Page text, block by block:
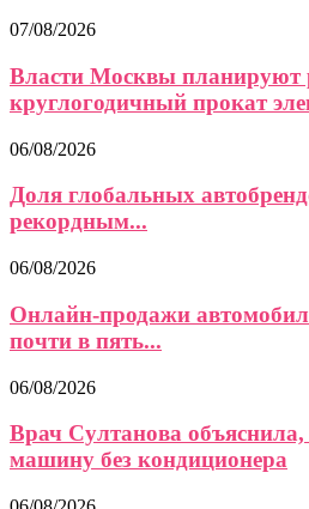
07/08/2026
Власти Москвы планируют
круглогодичный прокат
06/08/2026
Доля глобальных
рекордным...
06/08/2026
Онлайн-продажи
почти в пять...
06/08/2026
Врач Султанова
машину без кондиционера